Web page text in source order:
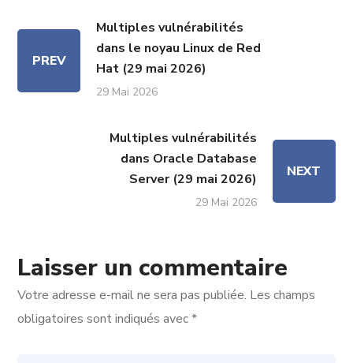
PREV
Multiples vulnérabilités
dans le noyau Linux de Red
Hat (29 mai 2026)
29 Mai 2026
Multiples vulnérabilités
dans Oracle Database
Server (29 mai 2026)
29 Mai 2026
NEXT
Laisser un commentaire
Votre adresse e-mail ne sera pas publiée. Les champs
obligatoires sont indiqués avec*